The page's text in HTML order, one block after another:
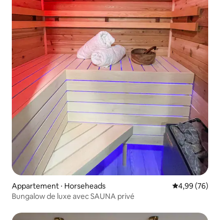
Appartement ⋅ Horseheads Évaluation
4,99 (76)
Bungalow de luxe avec SAUNA privé